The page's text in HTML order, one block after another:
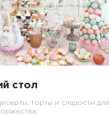
стол
торты и сладости для